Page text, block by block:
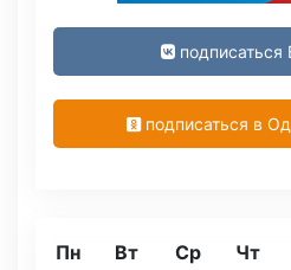
подписаться
подписаться в
Пн Вт Ср Чт